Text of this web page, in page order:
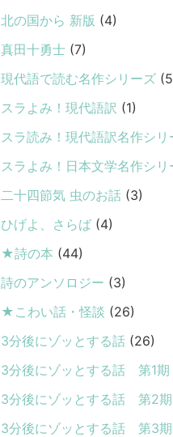
北の国から 新版 (4)
真田十勇士 (7)
現代語で読む名作シリーズ
スラよみ！現代語訳 (1)
スラ読み！現代語訳名作シリ
スラよみ！日本文学名作シリ
二十四節気 虫のお話 (3)
ひげよ、さらば (4)
★詩の本 (44)
詩のアンソロジー (3)
★こわい話・怪談 (26)
3分後にゾッとする話 (26)
3分後にゾッとする話 第1期
3分後にゾッとする話 第2期
3分後にゾッとする話 第3期